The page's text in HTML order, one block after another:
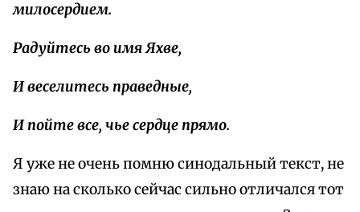
милосердием.
Радуйтесь во имя Яхве,
И веселитесь праведные,
И пойте все, чье сердцепрямо.
Я уже не очень помню синодальный текст, не
знаю на сколько сейчас сильно отличался тот